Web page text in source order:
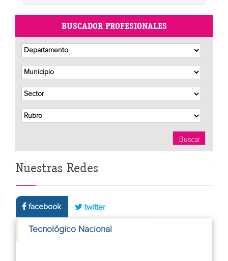
BUSCADOR PROFESIONALES
Nuestras Redes
facebook twitter
Tecnológico Nacional